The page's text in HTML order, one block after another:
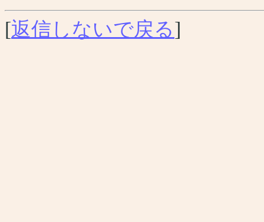
[返信しないで戻る]